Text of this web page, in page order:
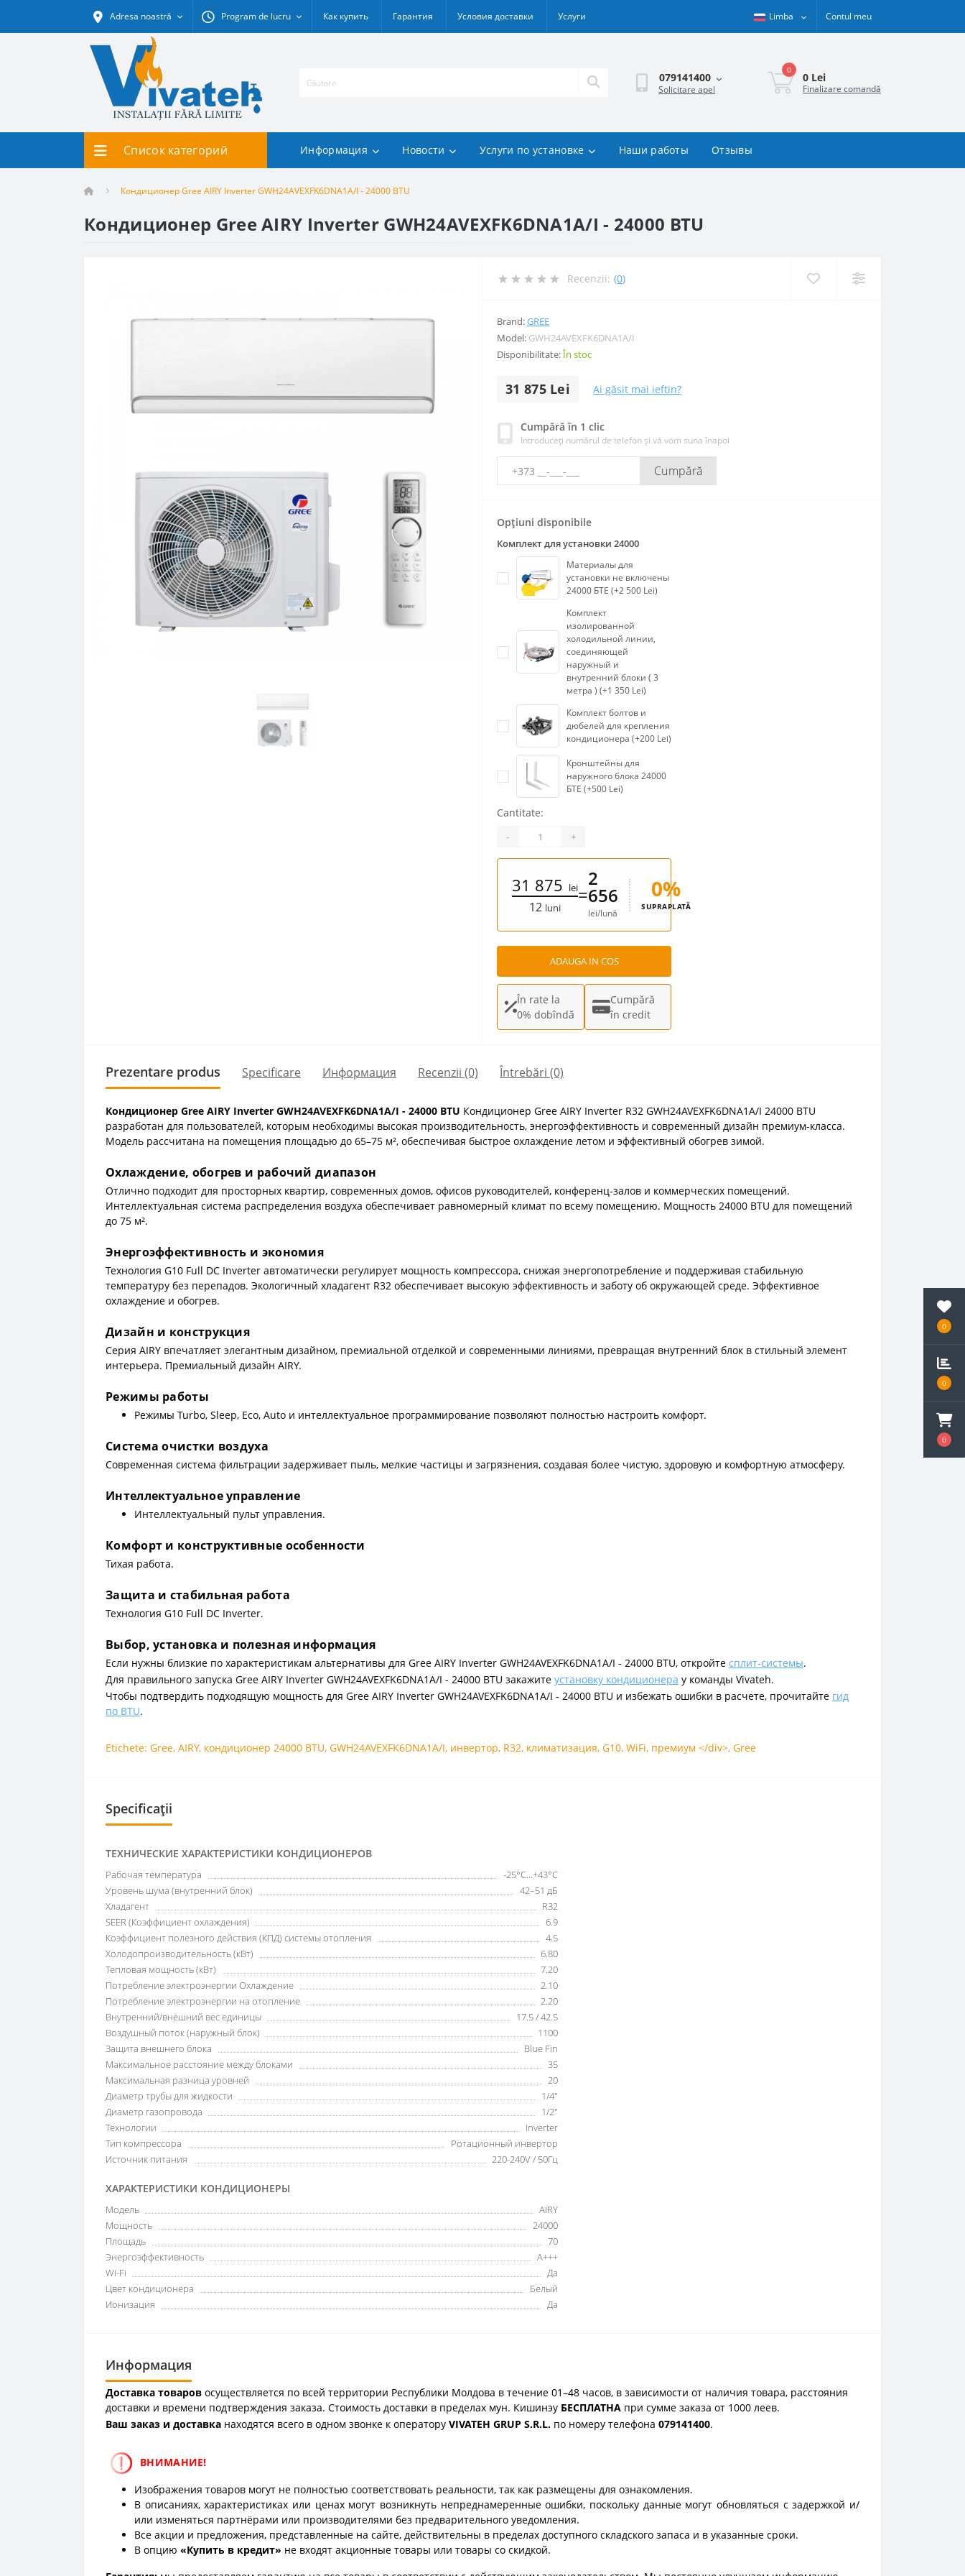
0
0
0
Adresa noastră Program de lucru Как купить Гарантия Условия доставки Услуги Limba Contul meu
079141400
Solicitare apel
0
0 Lei
Finalizare comandă
Список категорий Информация Новости Услуги по установке Наши работы Отзывы
Кондиционер Gree AIRY Inverter GWH24AVEXFK6DNA1A/I - 24000 BTU
Кондиционер Gree AIRY Inverter GWH24AVEXFK6DNA1A/I - 24000 BTU
Recenzii: (0)
Brand:GREE
Model: GWH24AVEXFK6DNA1A/I
Disponibilitate:În stoc
31 875 Lei Ai găsit mai ieftin?
Cumpără în 1 clic
Introduceți numărul de telefon și vă vom suna înapoi
Cumpără
Opțiuni disponibile
Комплект для установки 24000
Материалы для
установки не включены
24000 БТЕ (+2 500 Lei)
Комплект
изолированной
холодильной линии,
соединяющей
наружный и
внутренний блоки ( 3
метра ) (+1 350 Lei)
Комплект болтов и
дюбелей для крепления
кондиционера (+200 Lei)
Кронштейны для
наружного блока 24000
БТЕ (+500 Lei)
Cantitate:
- +
31 875 lei
12 luni
=
2
656
lei/lună
0%
SUPRAPLATĂ
ADAUGA IN COS
În rate la
0% dobîndă
Cumpără
în credit
Prezentare produs Specificare Информация Recenzii (0) Întrebări (0)
Кондиционер Gree AIRY Inverter GWH24AVEXFK6DNA1A/I - 24000 BTU Кондиционер Gree AIRY Inverter R32 GWH24AVEXFK6DNA1A/I 24000 BTU
разработан для пользователей, которым необходимы высокая производительность, энергоэффективность и современный дизайн премиум-класса.
Модель рассчитана на помещения площадью до 65–75 м², обеспечивая быстрое охлаждение летом и эффективный обогрев зимой.
Охлаждение, обогрев и рабочий диапазон
Отлично подходит для просторных квартир, современных домов, офисов руководителей, конференц-залов и коммерческих помещений.
Интеллектуальная система распределения воздуха обеспечивает равномерный климат по всему помещению. Мощность 24000 BTU для помещений
до 75 м².
Энергоэффективность и экономия
Технология G10 Full DC Inverter автоматически регулирует мощность компрессора, снижая энергопотребление и поддерживая стабильную
температуру без перепадов. Экологичный хладагент R32 обеспечивает высокую эффективность и заботу об окружающей среде. Эффективное
охлаждение и обогрев.
Дизайн и конструкция
Серия AIRY впечатляет элегантным дизайном, премиальной отделкой и современными линиями, превращая внутренний блок в стильный элемент
интерьера. Премиальный дизайн AIRY.
Режимы работы
Режимы Turbo, Sleep, Eco, Auto и интеллектуальное программирование позволяют полностью настроить комфорт.
Система очистки воздуха
Современная система фильтрации задерживает пыль, мелкие частицы и загрязнения, создавая более чистую, здоровую и комфортную атмосферу.
Интеллектуальное управление
Интеллектуальный пульт управления.
Комфорт и конструктивные особенности
Тихая работа.
Защита и стабильная работа
Технология G10 Full DC Inverter.
Выбор, установка и полезная информация
Если нужны близкие по характеристикам альтернативы для Gree AIRY Inverter GWH24AVEXFK6DNA1A/I - 24000 BTU, откройте сплит-системы.
Для правильного запуска Gree AIRY Inverter GWH24AVEXFK6DNA1A/I - 24000 BTU закажите установку кондиционера у команды Vivateh.
Чтобы подтвердить подходящую мощность для Gree AIRY Inverter GWH24AVEXFK6DNA1A/I - 24000 BTU и избежать ошибки в расчете, прочитайте гид
по BTU.
Etichete: Gree, AIRY, кондиционер 24000 BTU, GWH24AVEXFK6DNA1A/I, инвертор, R32, климатизация, G10, WiFi, премиум </div>, Gree
Specificații
ТЕХНИЧЕСКИЕ ХАРАКТЕРИСТИКИ КОНДИЦИОНЕРОВ
Рабочая температура
-25°C...+43°C
Уровень шума (внутренний блок)
42–51 дБ
Хладагент
R32
SEER (Коэффициент охлаждения)
6.9
Коэффициент полезного действия (КПД) системы отопления
4.5
Холодопроизводительность (кВт)
6.80
Тепловая мощность (кВт)
7.20
Потребление электроэнергии Охлаждение
2.10
Потребление электроэнергии на отопление
2.20
Внутренний/внешний вес единицы
17.5 / 42.5
Воздушный поток (наружный блок)
1100
Защита внешнего блока
Blue Fin
Максимальное расстояние между блоками
35
Максимальная разница уровней
20
Диаметр трубы для жидкости
1/4"
Диаметр газопровода
1/2"
Технологии
Inverter
Тип компрессора
Ротационный инвертор
Источник питания
220-240V / 50Гц
ХАРАКТЕРИСТИКИ КОНДИЦИОНЕРЫ
Модель
AIRY
Мощность
24000
Площадь
70
Энергоэффективность
A+++
Wi-Fi
Да
Цвет кондиционера
Белый
Ионизация
Да
Информация
Доставка товаров осуществляется по всей территории Республики Молдова в течение 01–48 часов, в зависимости от наличия товара, расстояния
доставки и времени подтверждения заказа. Стоимость доставки в пределах мун. Кишинэу БЕСПЛАТНА при сумме заказа от 1000 леев.
Ваш заказ и доставка находятся всего в одном звонке к оператору VIVATEH GRUP S.R.L. по номеру телефона 079141400.
ВНИМАНИЕ!
Изображения товаров могут не полностью соответствовать реальности, так как размещены для ознакомления.
В описаниях, характеристиках или ценах могут возникнуть непреднамеренные ошибки, поскольку данные могут обновляться с задержкой и/
или изменяться партнёрами или производителями без предварительного уведомления.
Все акции и предложения, представленные на сайте, действительны в пределах доступного складского запаса и в указанные сроки.
В опцию «Купить в кредит» не входят акционные товары или товары со скидкой.